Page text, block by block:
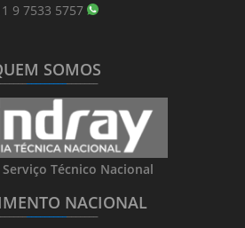
9 7533 5757
SOMOS
________________
Técnico Nacional
NACIONAL
________________